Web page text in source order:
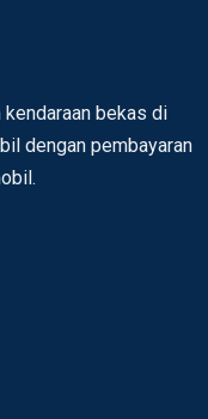
bekas di
dengan pembayaran